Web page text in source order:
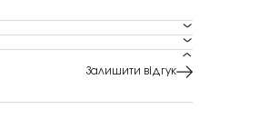
Залишити відгук